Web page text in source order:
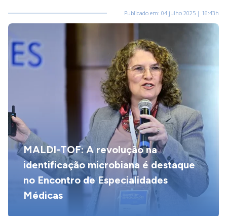
Publicado em: 04 julho 2025 | 16:43h
MALDI-TOF: A revolução na
identificação microbiana é destaque
no Encontro de Especialidades
Médicas